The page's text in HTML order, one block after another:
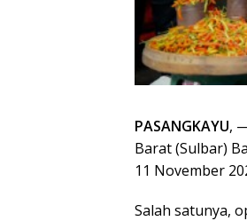
PASANGKAYU,
Barat (Sulbar)
11 November
Salah satunya,